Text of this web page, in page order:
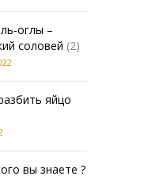
оглы –
соловей (2)
яйцо
вы знаете ?